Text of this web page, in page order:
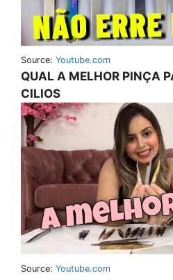
Source: Youtube.com
QUAL A MELHOR PINÇA
CILIOS
Source: Youtube.com